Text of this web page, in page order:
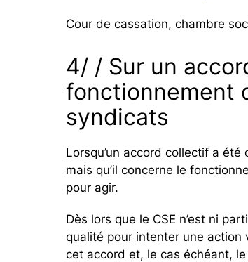
Cour de cassation, chambre
4/ / Sur un
fonctionnement
syndicats
Lorsqu’un accord collectif a
mais qu’il concerne le
pour agir.
Dès lors que le CSE n’est ni
qualité pour intenter une
cet accord et, le cas échéant,